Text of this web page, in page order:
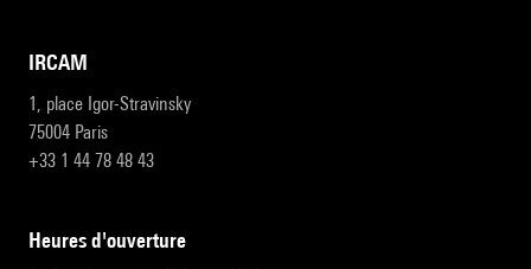
IRCAM
1, place Igor-Stravinsky
75004 Paris
+33 1 44 78 48 43
heures d'ouverture